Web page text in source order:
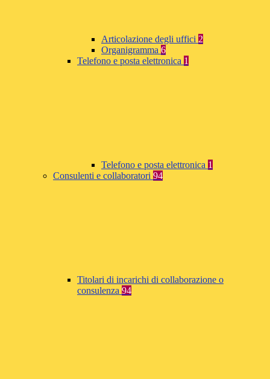
Articolazione degli uffici 2
Organigramma 6
Telefono e posta elettronica 1
Telefono e posta elettronica 1
Consulenti e collaboratori 94
Titolari di incarichi di collaborazione o
consulenza 94